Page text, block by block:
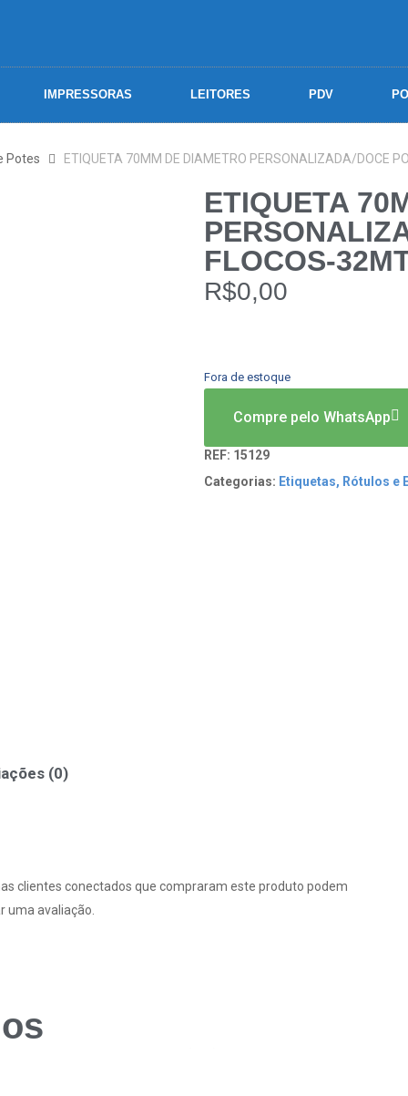
IMPRESSORAS LEITORES PDV
Potes ETIQUETA 70MM DE DIAMETRO PERSONALIZADA/DOCE
ETIQUETA
FLOCOS-
R$0,00
Fora de estoque
Compre pelo WhatsApp
REF: 15129
Categorias: Etiquetas, Rótulos e
(0)
clientes conectados que compraram este produto podem
uma avaliação.